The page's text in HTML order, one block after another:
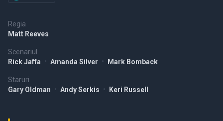
Regia
Matt Reeves
Scenariul
Rick Jaffa • Amanda Silver • Mark Bomback
Staruri
Gary Oldman • Andy Serkis • Keri Russell